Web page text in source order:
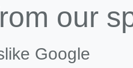
our
Google